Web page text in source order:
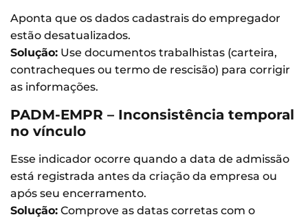
Aponta que os dados cadastrais do empregador
estão desatualizados.
Solução: Use documentos trabalhistas (carteira,
contracheques ou termo de rescisão) para corrigir
as informações.
PADM-EMPR – Inconsistência temporal
no vínculo
Esse indicador ocorre quando a data de admissão
está registrada antes da criação da empresa ou
após seu encerramento.
Solução: Comprove as datas corretas com o